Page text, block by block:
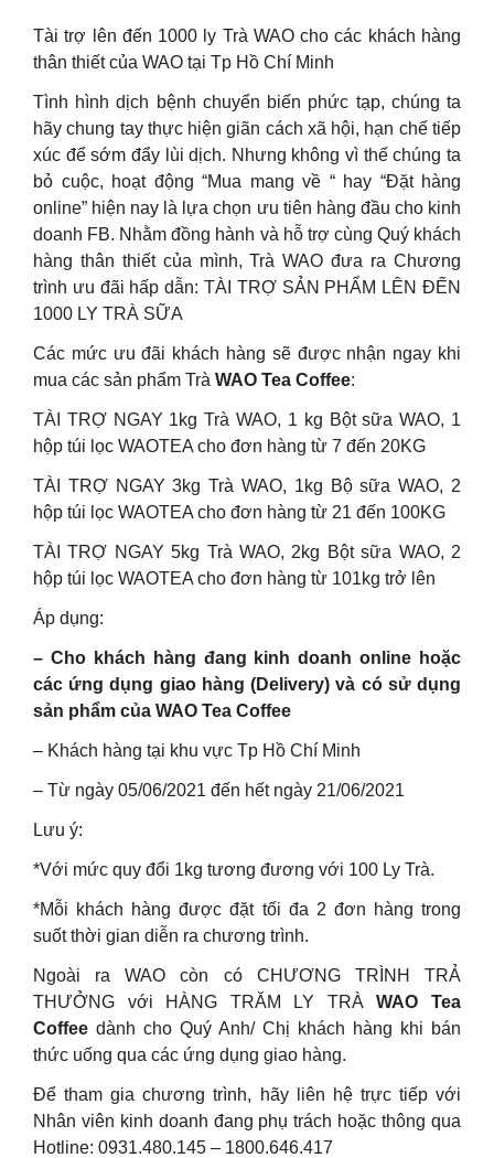
Tài trợ lên đến 1000 ly Trà WAO cho các khách hàng
thân thiết của WAO tại Tp Hồ Chí Minh
Tình hình dịch bệnh chuyển biến phức tạp, chúng ta
hãy chung tay thực hiện giãn cách xã hội, hạn chế tiếp
xúc để sớm đẩy lùi dịch. Nhưng không vì thế chúng ta
bỏ cuộc, hoạt động “Mua mang về “ hay “Đặt hàng
online” hiện nay là lựa chọn ưu tiên hàng đầu cho kinh
doanh FB. Nhằm đồng hành và hỗ trợ cùng Quý khách
hàng thân thiết của mình, Trà WAO đưa ra Chương
trình ưu đãi hấp dẫn: TÀI TRỢ SẢN PHẨM LÊN ĐẾN
1000 LY TRÀ SỮA
Các mức ưu đãi khách hàng sẽ được nhận ngay khi
mua các sản phẩm Trà WAO Tea Coffee:
TÀI TRỢ NGAY 1kg Trà WAO, 1 kg Bột sữa WAO, 1
hộp túi lọc WAOTEA cho đơn hàng từ 7 đến 20KG
TÀI TRỢ NGAY 3kg Trà WAO, 1kg Bộ sữa WAO, 2
hộp túi lọc WAOTEA cho đơn hàng từ 21 đến 100KG
TÀI TRỢ NGAY 5kg Trà WAO, 2kg Bột sữa WAO, 2
hộp túi lọc WAOTEA cho đơn hàng từ 101kg trở lên
Áp dụng:
– Cho khách hàng đang kinh doanh online hoặc
các ứng dụng giao hàng (Delivery) và có sử dụng
sản phẩm của WAO Tea Coffee
– Khách hàng tại khu vực Tp Hồ Chí Minh
– Từ ngày 05/06/2021 đến hết ngày 21/06/2021
Lưu ý:
*Với mức quy đổi 1kg tương đương với 100 Ly Trà.
*Mỗi khách hàng được đặt tối đa 2 đơn hàng trong
suốt thời gian diễn ra chương trình.
Ngoài ra WAO còn có CHƯƠNG TRÌNH TRẢ
THƯỞNG với HÀNG TRĂM LY TRÀWAO Tea
Coffee dành cho Quý Anh/ Chị khách hàng khi bán
thức uống qua các ứng dụng giao hàng.
Để tham gia chương trình, hãy liên hệ trực tiếp với
Nhân viên kinh doanh đang phụ trách hoặc thông qua
Hotline: 0931.480.145 – 1800.646.417